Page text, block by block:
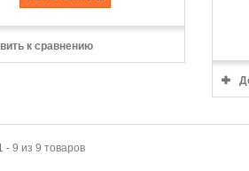
к сравнению
- 9 из 9 товаров